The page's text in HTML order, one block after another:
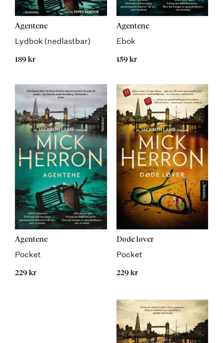
Agentene
Lydbok (nedlastbar)
189 kr
Agentene
Ebok
159 kr
Agentene
Pocket
229 kr
Døde løver
Pocket
229 kr